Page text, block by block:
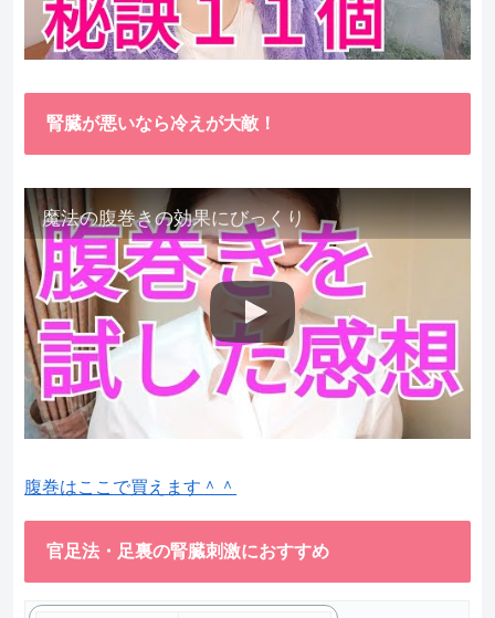
腎臓が悪いなら冷えが大敵！
魔法の腹巻きの効果にびっくり
腹巻はここで買えます＾＾
官足法・足裏の腎臓刺激におすすめ